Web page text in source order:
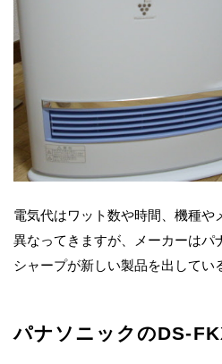
電気代はワット数や時間、機種や
異なってきますが、メーカーはパ
シャープが新しい製品を出してい
パナソニックのDS-